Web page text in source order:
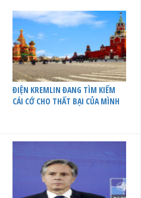
ĐIỆN KREMLIN ĐANG TÌM KIẾM
CÁI CỚ CHO THẤT BẠI CỦA MÌNH